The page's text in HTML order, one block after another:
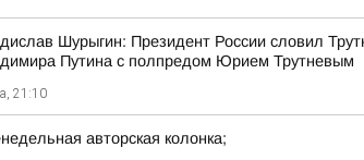
Шурыгин: Президент России словил
Путина с полпредом Юрием Трутневым
21:10
авторская колонка;